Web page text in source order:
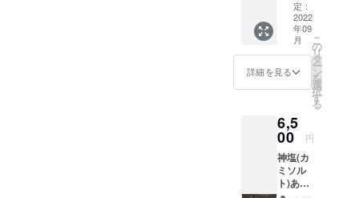
14種類
の調味
料をブ
レンド
してい
ます。
ン胡
麻 主
原料の
原産国
日本 ま
ろやか
な焼き
塩と風
な乾燥
めかぶ
が入っ
たスタ
ンダー
ドな出
定：
2022
年09
月
詳細を見る
こ
の
リ
タ
ー
ン
を
選
択
す
る
6,5
00 円
神塩(カ
ミソル
ト)あお